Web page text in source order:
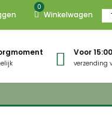
0
Winkelwagen
Voor
verzending